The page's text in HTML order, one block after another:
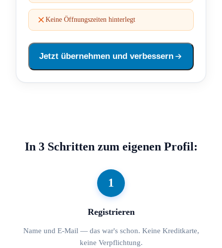
Keine Öffnungszeiten hinterlegt
Jetzt übernehmen und verbessern
In 3 Schritten zum eigenen Profil:
1
Registrieren
Name und E-Mail — das war's schon. Keine Kreditkarte,
keine Verpflichtung.